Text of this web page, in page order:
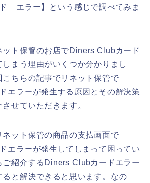
エラー】という感じで調べてみま
ット保管のお店でDiners Clubカード
しまう理由がいくつか分かりまし
こちらの記事でリネット保管で
エラーが発生する原因とその解決策
せていただきます。
ネット保管の商品の支払画面で
エラーが発生してしまって困ってい
ご紹介するDiners Clubカードエラー
ると解決できると思います。なの